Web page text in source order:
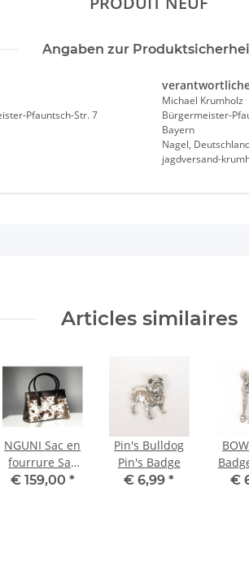
Angaben zur
Pfauntsch-Str. 7
Michael Krumholz
Bürgermeister-
Bayern
Nagel,
jagdversand-
Articles similaires
NGUNI Sac en
fourrure Sac
cabas Sac
€ 159,00 *
Pin's Bulldog
Pin's Badge
€ 6,99* €